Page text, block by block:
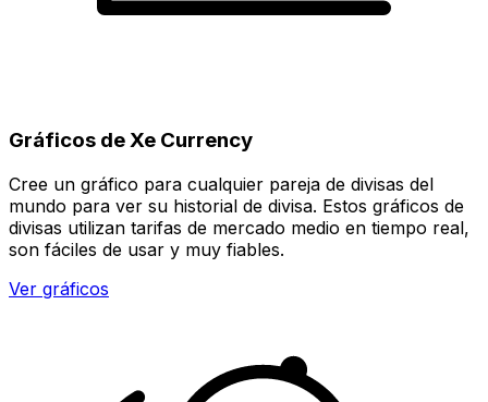
Gráficos de Xe Currency
Cree un gráfico para cualquier pareja de divisas del
mundo para ver su historial de divisa. Estos gráficos de
divisas utilizan tarifas de mercado medio en tiempo real,
son fáciles de usar y muy fiables.
Ver gráficos